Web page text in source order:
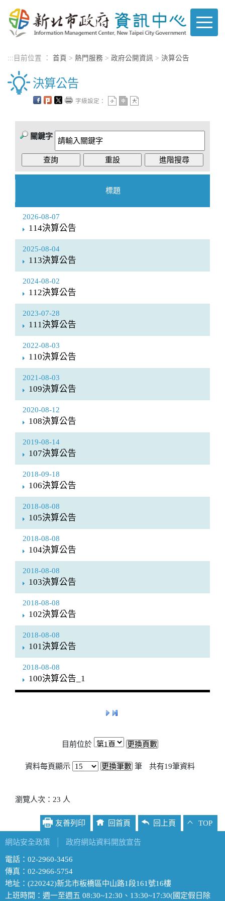
進入內容區塊
::: 目前位置 ： 首頁 > 熱門服務 > 政府公開資訊 > 決算公告
決算公告
字級設定：
關鍵字
標題
114決算公告
2026-08-07
113決算公告
2025-08-04
112決算公告
2024-08-02
111決算公告
2023-07-28
110決算公告
2022-08-03
109決算公告
2021-08-03
108決算公告
2020-08-12
107決算公告
2019-08-14
106決算公告
2018-09-18
105決算公告
2018-08-08
104決算公告
2018-08-08
103決算公告
2018-08-08
102決算公告
2018-08-08
101決算公告
2018-08-08
100決算公告_1
2018-08-08
目前位於
資料每頁顯示 筆 共有19筆資料
瀏覽人次：23 人
友善列印 回首頁 回上頁 TOP
網站安全政策 政府網站資料開放宣告
電話：02-2960-3456
傳真：02-2966-5754
地址：(220242)新北市板橋區中山路1段161號16樓
上班時間：週一至週五 08:30~12:30、13:30~17:30(國定假日除